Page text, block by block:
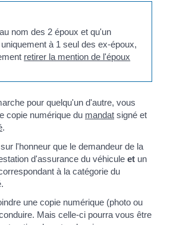
nom des 2 époux et qu'un
à 1 seul des ex-époux,
retirer la mention de l'époux
pour quelqu'un d'autre, vous
copie numérique du mandatsigné et
.
l'honneur que le demandeur de la
d'assurance du véhicule etun
à la catégorie du
une copie numérique (photo ou
Mais celle-ci pourra vous être